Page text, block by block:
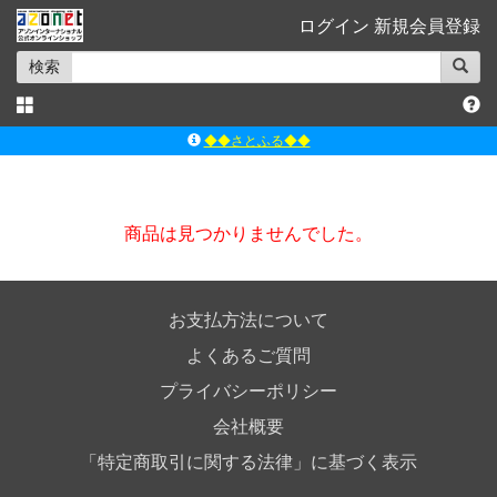
ログイン 新規会員登録
検索
◆◆さとふる◆◆
ｱｿﾞﾝｵﾝﾗｲﾝｼｮｯﾌﾟX
商品は見つかりませんでした。
お支払方法について
よくあるご質問
プライバシーポリシー
会社概要
「特定商取引に関する法律」に基づく表示